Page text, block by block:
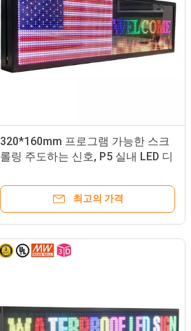
320*160mm 프로그램 가능한 스크
롤링 주도하는 신호, P5 실내 LED 디
최고의 가격